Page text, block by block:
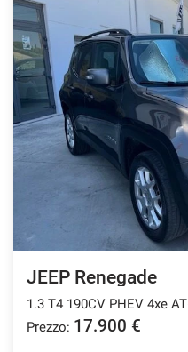
JEEP Renegade
1.3 T4 190CV PHEV 4xe
Prezzo: 17.900 €
tracciamento
si
rimanda
alla
cookie
policy.
Puoi
rivedere
modificare
in
momento.